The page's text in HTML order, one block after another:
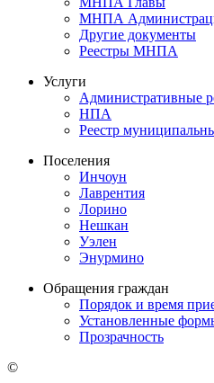
МНПА
Другие документы
Реестры МНПА
Услуги
Административные
НПА
Реестр
Поселения
Инчоун
Лаврентия
Лорино
Нешкан
Уэлен
Энурмино
Обращения граждан
Порядок и время
Установленные
Прозрачность
©